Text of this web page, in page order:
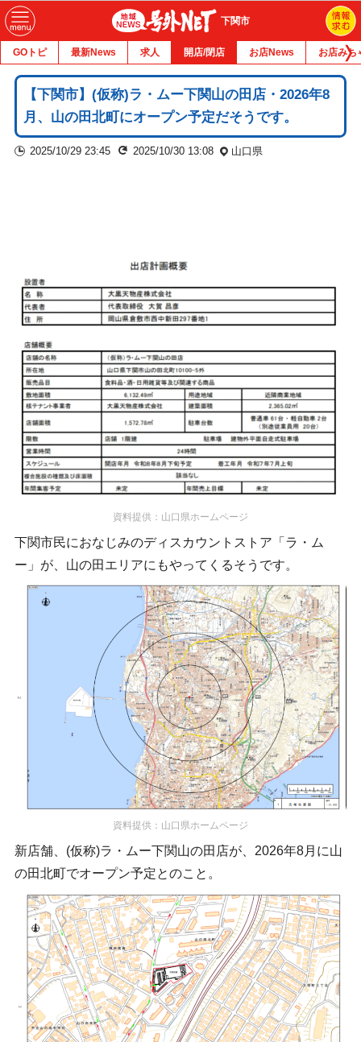
下関市
GOトピ 最新News 求人 開店/閉店 お店News お店みち
【下関市】(仮称)ラ・ムー下関山の田店・2026年8
月、山の田北町にオープン予定だそうです。
2025/10/29 23:45 2025/10/30 13:08 山口県
資料提供：山口県ホームページ
下関市民におなじみのディスカウントストア「ラ・ム
ー」が、山の田エリアにもやってくるそうです。
資料提供：山口県ホームページ
新店舗、(仮称)ラ・ムー下関山の田店が、2026年8月に山
の田北町でオープン予定とのこと。